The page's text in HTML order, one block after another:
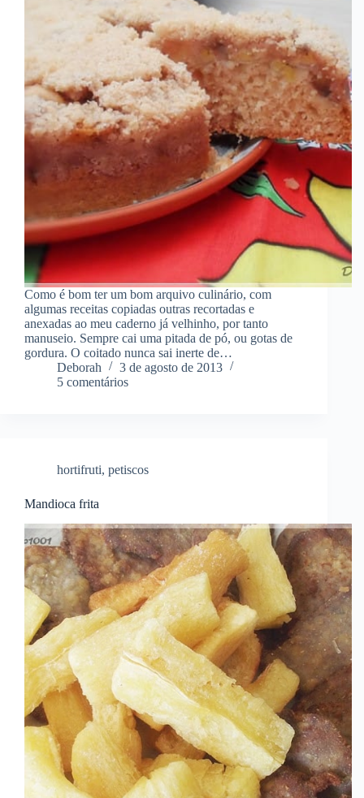
Como é bom ter um bom arquivo culinário, com
algumas receitas copiadas outras recortadas e
anexadas ao meu caderno já velhinho, por tanto
manuseio. Sempre cai uma pitada de pó, ou gotas de
gordura. O coitado nunca sai inerte de…
Deborah
3 de agosto de 2013
5 comentários
hortifruti, petiscos
Mandioca frita